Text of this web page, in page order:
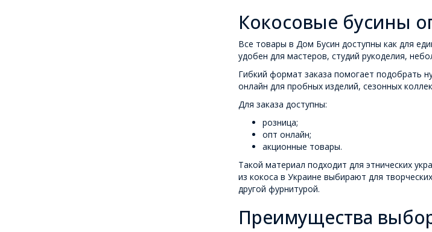
Кокосовые бусины
Все товары в Дом Бусин доступны как для
удобен для мастеров, студий рукоделия,
Гибкий формат заказа помогает подобрать
онлайн для пробных изделий, сезонных
Для заказа доступны:
розница;
опт онлайн;
акционные товары.
Такой материал подходит для этнических
из кокоса в Украине выбирают для
другой фурнитурой.
Преимущества